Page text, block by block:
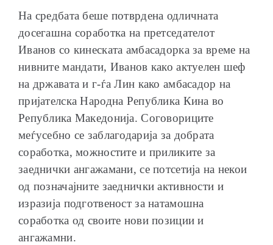
ПРМ 2009-2019
На средбата беше потврдена одличната
досегашна соработка на претседателот
Иванов со кинеската амбасадорка за време на
нивните мандати, Иванов како актуелен шеф
на државата и г-ѓа Лин како амбасадор на
пријателска Народна Република Кина во
Република Македонија. Соговориците
меѓусебно се заблагодарија за добрата
соработка, можностите и приликите за
заеднички ангажамани, се потсетија на некои
од позначајните заеднички активности и
изразија подготвеност за натамошна
соработка од своите нови позиции и
ангажамни.